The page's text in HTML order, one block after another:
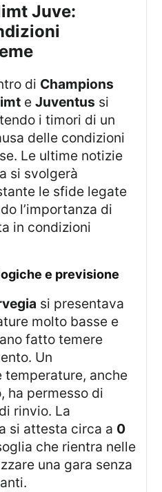
di Champions
eJuventus si
i timori di un
delle condizioni
Le ultime notizie
si svolgerà
le sfide legate
l’importanza di
in condizioni
e previsione
si presentava
molto basse e
fatto temere
Un
anche
ha permesso di
rinvio. La
si attesta circa a 0
che rientra nelle
una gara senza